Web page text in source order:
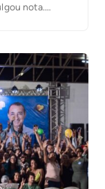
nota.